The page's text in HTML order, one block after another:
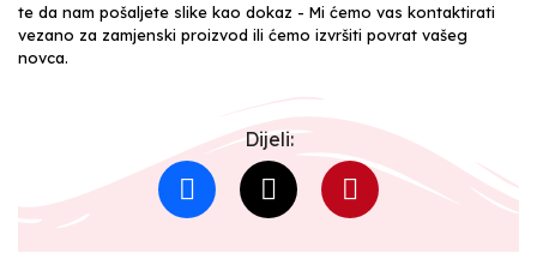
te da nam pošaljete slike kao dokaz - Mi ćemo vas kontaktirati
vezano za zamjenski proizvod ili ćemo izvršiti povrat vašeg
novca.
Dijeli: